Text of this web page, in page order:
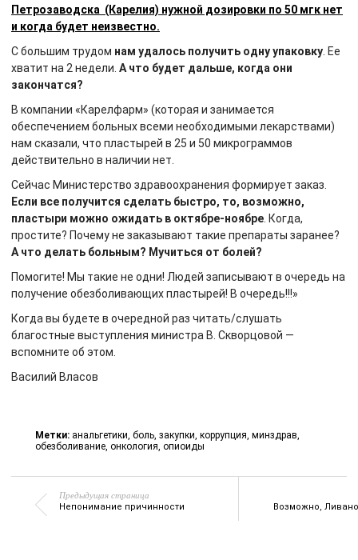
Петрозаводска (Карелия) нужной дозировки по 50 мгк нет
и когда будет неизвестно.
С большим трудом нам удалось получить одну упаковку . Ее
хватит на 2 недели. А что будет дальше, когда они
закончатся?
В компании «Карелфарм» (которая и занимается
обеспечением больных всеми необходимыми лекарствами)
нам сказали, что пластырей в 25 и 50 микрограммов
действительно в наличии нет.
Сейчас Министерство здравоохранения формирует заказ.
Если все получится сделать быстро, то, возможно,
пластыри можно ожидать в октябре-ноябре . Когда,
простите? Почему не заказывают такие препараты заранее?
А что делать больным? Мучиться от болей?
Помогите! Мы такие не одни! Людей записывают в очередь на
получение обезболивающих пластырей! В очередь!!!»
Когда вы будете в очередной раз читать/слушать
благостные выступления министра В. Скворцовой —
вспомните об этом.
Василий Власов
Метки: анальгетики, боль, закупки, коррупция, минздрав,
обезболивание, онкология, опиоиды
Предыдущая страница
Непонимание причинности Возможно,